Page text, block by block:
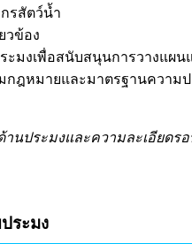
รสัตว์น้ำ
วข้อง
ะมงเพื่อสนับสนุนการวางแผน
กฎหมายและมาตรฐานความ
นประมงและความละเอีย
ระมง